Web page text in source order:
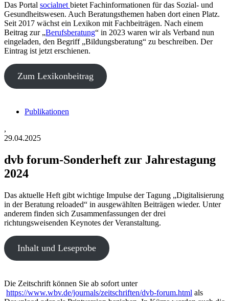
Das Portal socialnet bietet Fachinformationen für das Sozial- und
Gesundheitswesen. Auch Beratungsthemen haben dort einen Platz.
Seit 2017 wächst ein Lexikon mit Fachbeiträgen. Nach einem
Beitrag zur „Berufsberatung“ in 2023 waren wir als Verband nun
eingeladen, den Begriff „Bildungsberatung“ zu beschreiben. Der
Eintrag ist jetzt erschienen.
Zum Lexikonbeitrag
Publikationen
,
29.04.2025
dvb forum-Sonderheft zur Jahrestagung
2024
Das aktuelle Heft gibt wichtige Impulse der Tagung „Digitalisierung
in der Beratung reloaded“ in ausgewählten Beiträgen wieder. Unter
anderem finden sich Zusammenfassungen der drei
richtungsweisenden Keynotes der Veranstaltung.
Inhalt und Leseprobe
Die Zeitschrift können Sie ab sofort unter
https://www.wbv.de/journals/zeitschriften/dvb-forum.html als